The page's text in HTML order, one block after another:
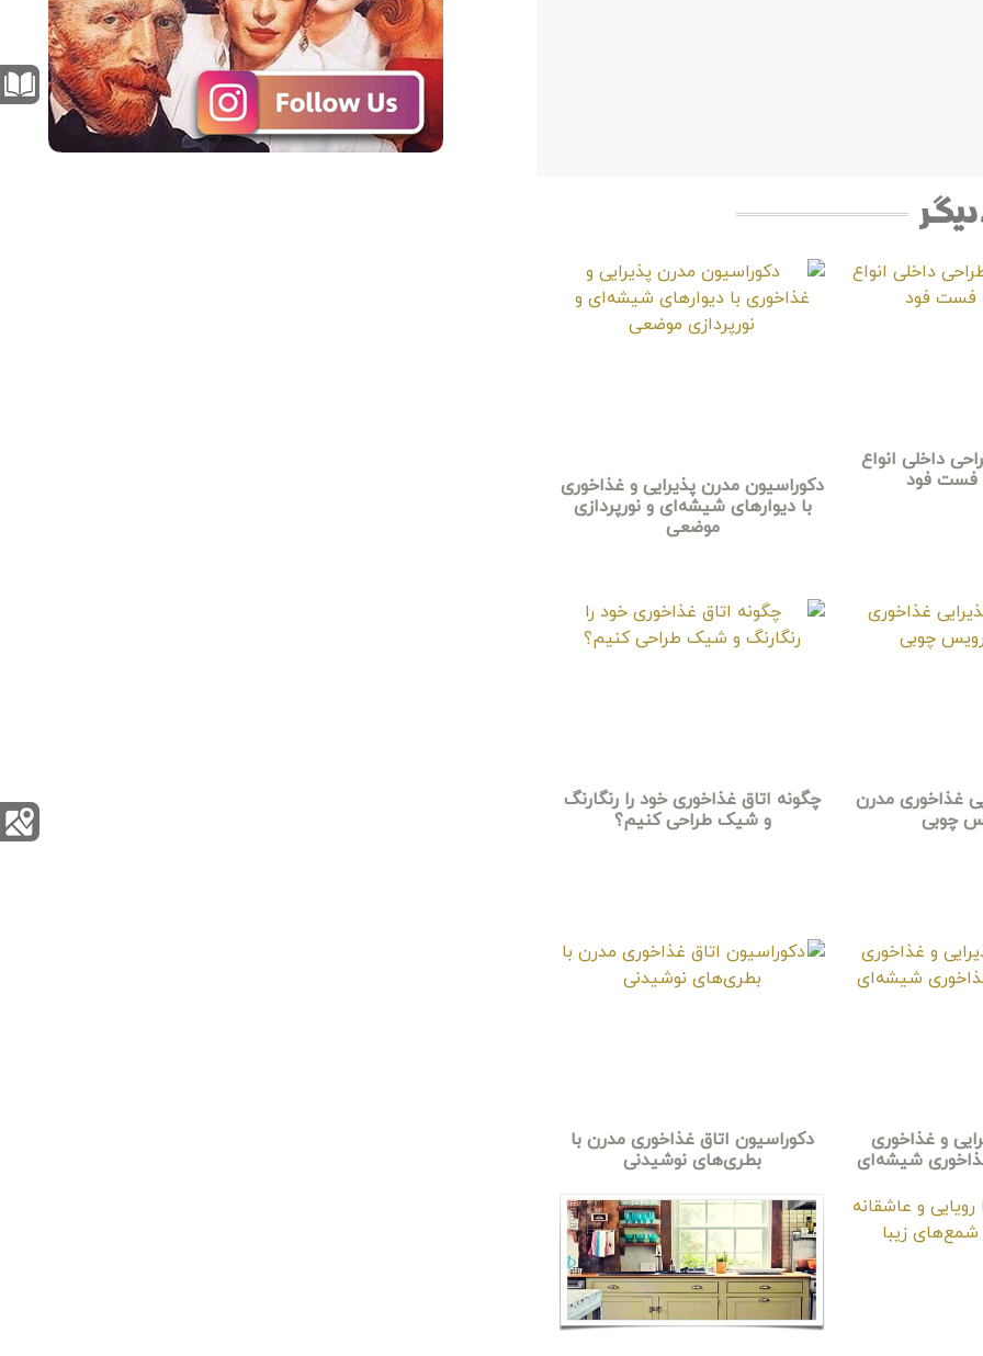
دیگر
داخلی انواع
فست فود
دکوراسیون مدرن پذیرایی و غذاخوری
با دیوارهای شیشه‌ای و نورپردازی
موضعی
غذاخوری مدرن
چوبی
چگونه اتاق غذاخوری خود را رنگارنگ
و شیک طراحی کنیم؟
و غذاخوری
شیشه‌ای
دکوراسیون اتاق غذاخوری مدرن با
بطری‌های نوشیدنی